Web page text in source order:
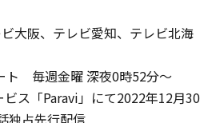
大阪、テレビ愛知、テレビ北海
ト 毎週金曜 深夜0時52分～
ビス「Paravi」にて2022年12月30
独占先行配信